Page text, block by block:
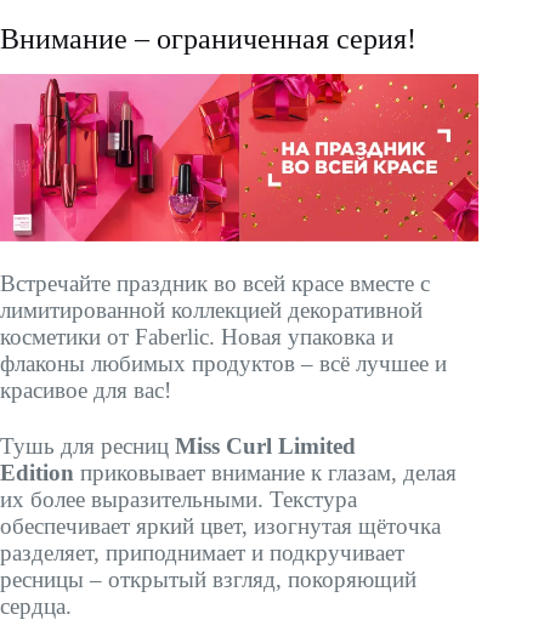
Внимание – ограниченная серия!
Встречайте праздник во всей красе вместе с
лимитированной коллекцией декоративной
косметики от Faberlic. Новая упаковка и
флаконы любимых продуктов – всё лучшее и
красивое для вас!
Тушь для ресниц Miss Curl Limited
Edition приковывает внимание к глазам, делая
их более выразительными. Текстура
обеспечивает яркий цвет, изогнутая щёточка
разделяет, приподнимает и подкручивает
ресницы – открытый взгляд, покоряющий
сердца.